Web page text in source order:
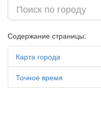
Содержание страницы:
Карта города
Точное время